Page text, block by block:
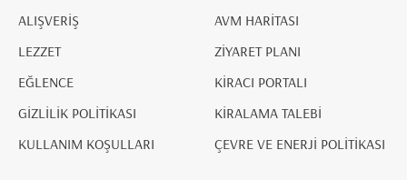
ALIŞVERİŞ
LEZZET
EĞLENCE
GİZLİLİK POLİTİKASI
KULLANIM KOŞULLARI
AVM HARİTASI
ZİYARET PLANI
KİRACI PORTALI
KİRALAMA TALEBİ
ÇEVRE VE ENERJİ POLİTİKASI